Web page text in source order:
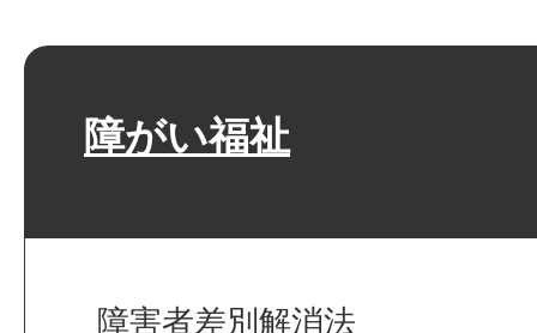
障がい福祉
障害者差別解消法